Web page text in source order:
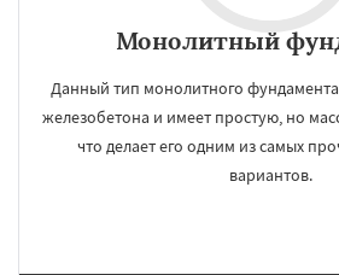
Монолитный
Данный тип монолитного
железобетона и имеет простую, но
что делает его одним из самых
вариантов.